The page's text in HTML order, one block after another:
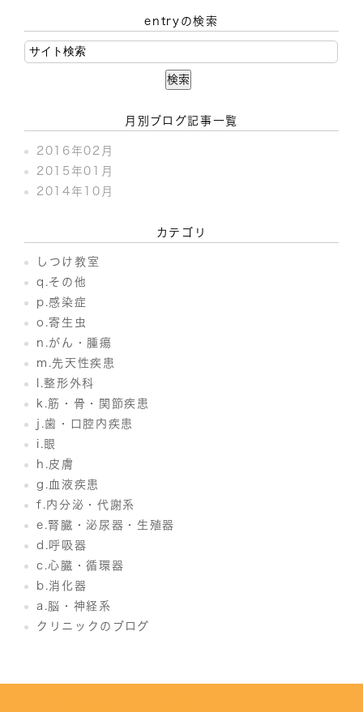
entryの検索
月別ブログ記事一覧
2016年02月
2015年01月
2014年10月
カテゴリ
しつけ教室
q.その他
p.感染症
o.寄生虫
n.がん・腫瘍
m.先天性疾患
l.整形外科
k.筋・骨・関節疾患
j.歯・口腔内疾患
i.眼
h.皮膚
g.血液疾患
f.内分泌・代謝系
e.腎臓・泌尿器・生殖器
d.呼吸器
c.心臓・循環器
b.消化器
a.脳・神経系
クリニックのブログ